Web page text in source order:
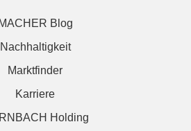
MACHER Blog
Nachhaltigkeit
Marktfinder
Karriere
Holding